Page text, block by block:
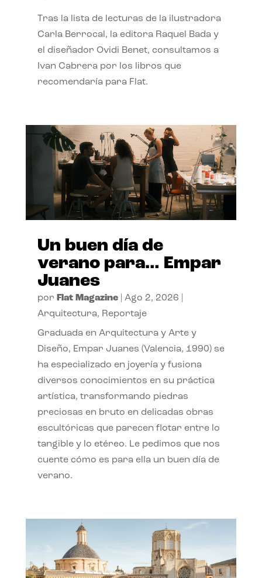
Tras la lista de lecturas de la ilustradora
Carla Berrocal, la editora Raquel Bada y
el diseñador Ovidi Benet, consultamos a
Ivan Cabrera por los libros que
recomendaría para Flat.
Un buen día de
verano para… Empar
Juanes
por Flat Magazine| Ago 2, 2026
Arquitectura, Reportaje
Graduada en Arquitectura y Arte y
Diseño, Empar Juanes (Valencia, 1990) se
ha especializado en joyería y fusiona
diversos conocimientos en su práctica
artística, transformando piedras
preciosas en bruto en delicadas obras
escultóricas que parecen flotar entre lo
tangible y lo etéreo. Le pedimos que nos
cuente cómo es para ella un buen día de
verano.